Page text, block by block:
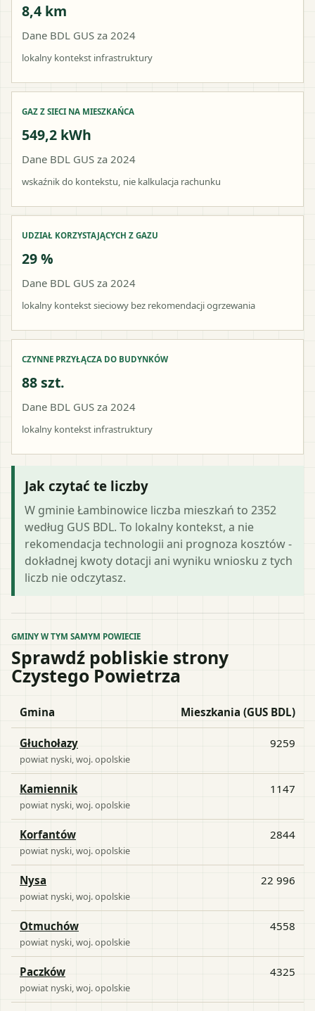
8,4 km
Dane BDL GUS za 2024
lokalny kontekst infrastruktury
GAZ Z SIECI NA MIESZKAŃCA
549,2 kWh
Dane BDL GUS za 2024
wskaźnik do kontekstu, nie kalkulacja rachunku
UDZIAŁ KORZYSTAJĄCYCH Z GAZU
29 %
Dane BDL GUS za 2024
lokalny kontekst sieciowy bez rekomendacji ogrzewania
CZYNNE PRZYŁĄCZA DO BUDYNKÓW
88 szt.
Dane BDL GUS za 2024
lokalny kontekst infrastruktury
Jak czytać te liczby
W gminie Łambinowice liczba mieszkań to 2352
według GUS BDL. To lokalny kontekst, a nie
rekomendacja technologii ani prognoza kosztów -
dokładnej kwoty dotacji ani wyniku wniosku z tych
liczb nie odczytasz.
GMINY W TYM SAMYM POWIECIE
Sprawdź pobliskie strony
Czystego Powietrza
Gmina Mieszkania (GUS BDL)
Głuchołazy
powiat nyski , woj.opolskie
9259
Kamiennik
powiat nyski , woj.opolskie
1147
Korfantów
powiat nyski , woj.opolskie
2844
Nysa
powiat nyski , woj.opolskie
22 996
Otmuchów
powiat nyski , woj.opolskie
4558
Paczków
powiat nyski , woj.opolskie
4325